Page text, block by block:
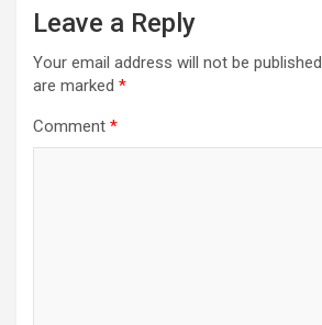
Leave a Reply
Your email address will not be published.
are marked *
Comment *